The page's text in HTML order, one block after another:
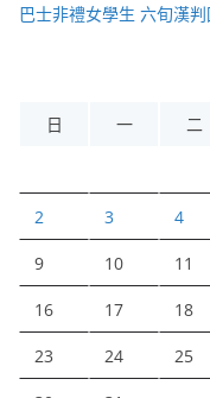
巴士非禮女學生 六旬漢判
日
一 二
2 3 4
9 10 11
16 17 18
23 24 25